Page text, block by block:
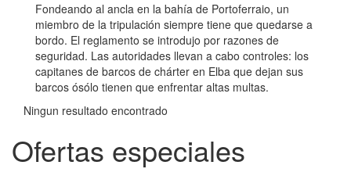
Fondeando al ancla en la bahía de Portoferraio, un
miembro de la tripulación siempre tiene que quedarse a
bordo. El reglamento se introdujo por razones de
seguridad. Las autoridades llevan a cabo controles: los
capitanes de barcos de chárter en Elba que dejan sus
barcos ósólo tienen que enfrentar altas multas.
Ningun resultado encontrado
Ofertas especiales